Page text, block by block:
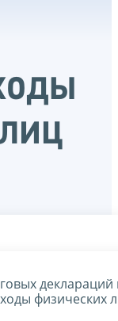
деклараций
физических